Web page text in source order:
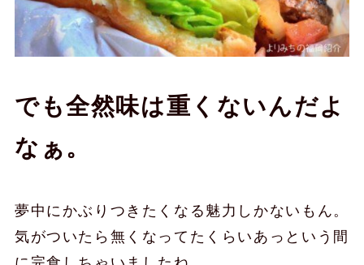
でも全然味は重くないんだよ
なぁ。
夢中にかぶりつきたくなる魅力しかないもん。
気がついたら無くなってたくらいあっという間